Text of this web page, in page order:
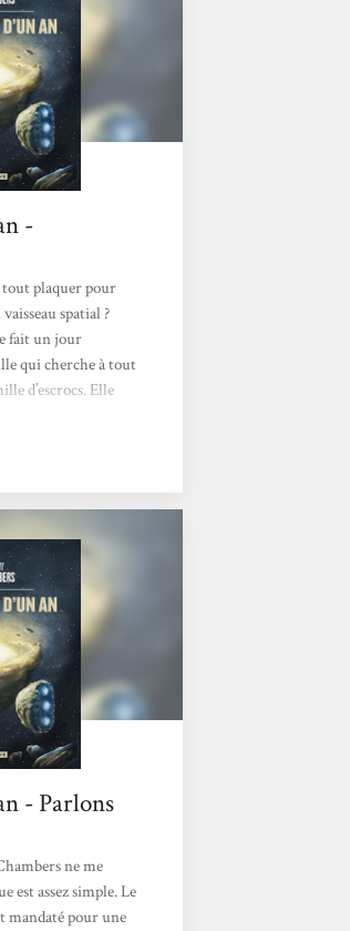
-
tout plaquer pour
spatial ?
fait un jour
qui cherche à tout
d’escrocs. Elle
des intelligences
humains.
roman plein d’espoir,
de joie et
signe un
- Parlons
ne me
est assez simple. Le
mandaté pour une